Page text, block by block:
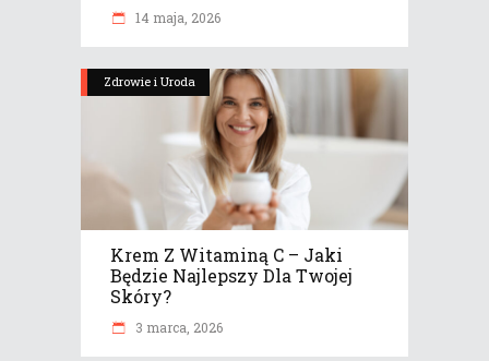
14 maja, 2026
Zdrowie i Uroda
Krem Z Witaminą C – Jaki
Będzie Najlepszy Dla Twojej
Skóry?
3 marca, 2026